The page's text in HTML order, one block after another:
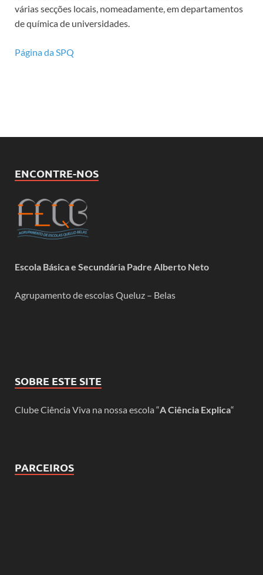
várias secções locais, nomeadamente, em departamentos
de química de universidades.
Página da SPQ
ENCONTRE-NOS
Escola Básica e Secundária Padre Alberto Neto
Agrupamento de escolas Queluz – Belas
SOBRE ESTE SITE
Clube Ciência Viva na nossa escola “A Ciência Explica“
PARCEIROS